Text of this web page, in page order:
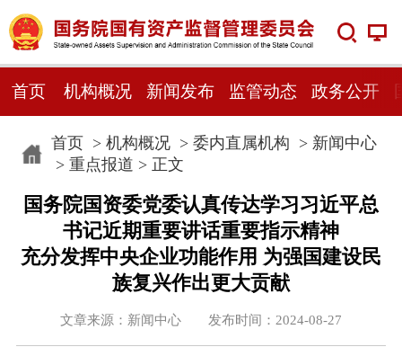
首页 机构概况 新闻发布 监管动态 政务公开
首页> 机构概况> 委内直属机构 > 新闻中心
> 重点报道 > 正文
国务院国资委党委认真传达学习习近平总
书记近期重要讲话重要指示精神
充分发挥中央企业功能作用 为强国建设民
族复兴作出更大贡献
文章来源：新闻中心 发布时间：2024-08-27